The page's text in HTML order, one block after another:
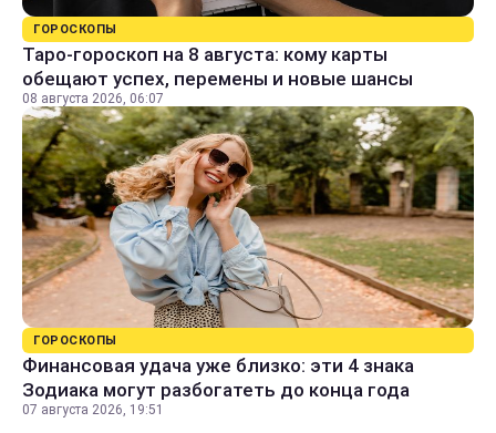
ГОРОСКОПЫ
Таро-гороскоп на 8 августа: кому карты
обещают успех, перемены и новые шансы
08 августа 2026, 06:07
ГОРОСКОПЫ
Финансовая удача уже близко: эти 4 знака
Зодиака могут разбогатеть до конца года
07 августа 2026, 19:51